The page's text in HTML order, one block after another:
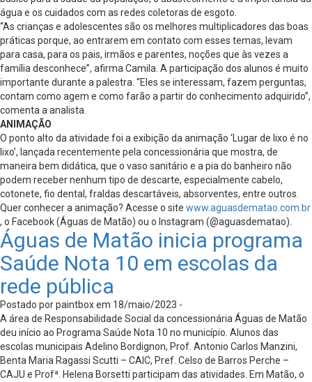
água e os cuidados com as redes coletoras de esgoto.
“As crianças e adolescentes são os melhores multiplicadores das boas
práticas porque, ao entrarem em contato com esses temas, levam
para casa, para os pais, irmãos e parentes, noções que às vezes a
família desconhece”, afirma Camila. A participação dos alunos é muito
importante durante a palestra. “Eles se interessam, fazem perguntas,
contam como agem e como farão a partir do conhecimento adquirido”,
comenta a analista.
ANIMAÇÃO
O ponto alto da atividade foi a exibição da animação ‘Lugar de lixo é no
lixo’, lançada recentemente pela concessionária que mostra, de
maneira bem didática, que o vaso sanitário e a pia do banheiro não
podem receber nenhum tipo de descarte, especialmente cabelo,
cotonete, fio dental, fraldas descartáveis, absorventes, entre outros.
Quer conhecer a animação? Acesse o site www.aguasdematao.com.br
, o Facebook (Águas de Matão) ou o Instagram (@aguasdematao).
Águas de Matão inicia programa
Saúde Nota 10 em escolas da
rede pública
Postado por paintbox em 18/maio/2023 -
A área de Responsabilidade Social da concessionária Águas de Matão
deu início ao Programa Saúde Nota 10 no município. Alunos das
escolas municipais Adelino Bordignon, Prof. Antonio Carlos Manzini,
Benta Maria Ragassi Scutti – CAIC, Pref. Celso de Barros Perche –
CAJU e Profª. Helena Borsetti participam das atividades. Em Matão, o